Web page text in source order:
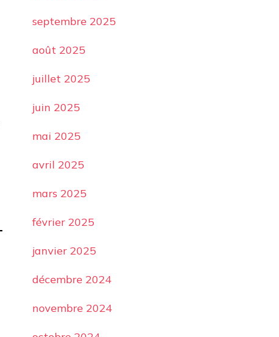
septembre 2025
août 2025
juillet 2025
juin 2025
mai 2025
avril 2025
mars 2025
février 2025
janvier 2025
décembre 2024
novembre 2024